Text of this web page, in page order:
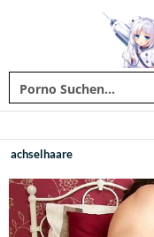
achselhaare